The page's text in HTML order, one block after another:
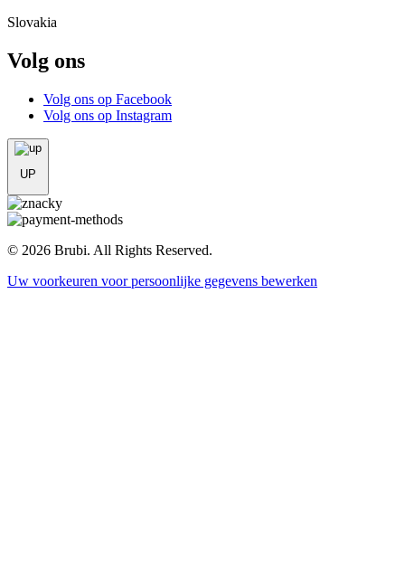
Slovakia
Volg ons
Volg ons op Facebook
Volg ons op Instagram
UP
© 2026 Brubi. All Rights Reserved.
Uw voorkeuren voor persoonlijke gegevens bewerken